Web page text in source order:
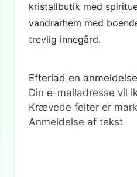
kristallbutik med
vandrarhem med
trevlig innegård.
Efterlad en anmeldelse
Din e-mailadresse vil
Krævede felter er
Anmeldelse af tekst